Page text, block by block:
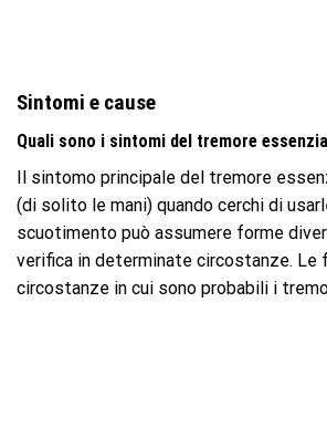
Sintomi e cause
Quali sono i sintomi del tremore
Il sintomo principale del tremore
(di solito le mani) quando cerchi di
scuotimento può assumere forme
verifica in determinate circostanze. Le
circostanze in cui sono probabili i